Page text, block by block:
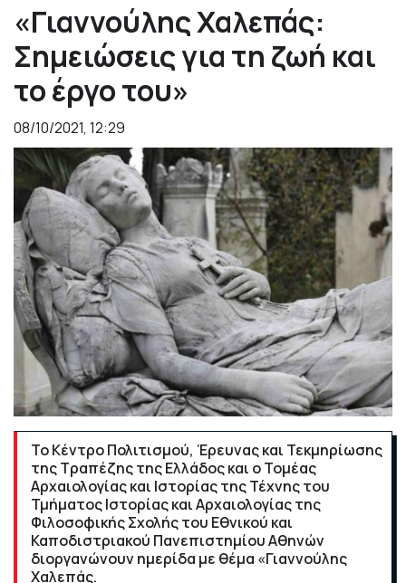
«Γιαννούλης Χαλεπάς:
Σημειώσεις για τη ζωή και
το έργο του»
08/10/2021, 12:29
Το Κέντρο Πολιτισμού, Έρευνας και Τεκμηρίωσης
της Τραπέζης της Ελλάδος και ο Τομέας
Αρχαιολογίας και Ιστορίας της Τέχνης του
Τμήματος Ιστορίας και Αρχαιολογίας της
Φιλοσοφικής Σχολής του Εθνικού και
Καποδιστριακού Πανεπιστημίου Αθηνών
διοργανώνουν ημερίδα με θέμα «Γιαννούλης
Χαλεπάς.